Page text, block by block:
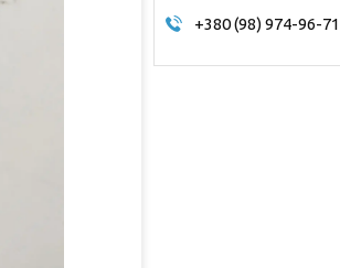
+380 (98) 974-96-71